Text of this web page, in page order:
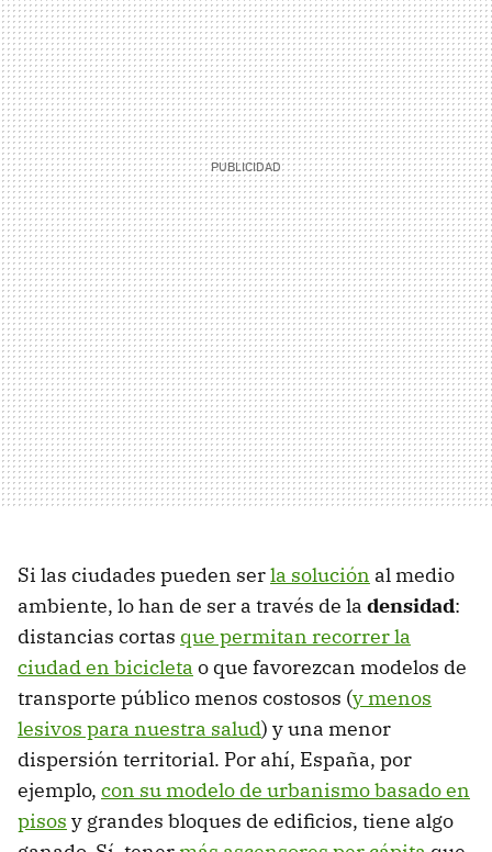
Si las ciudades pueden serla solución al medio
ambiente, lo han de ser a través de la densidad:
distancias cortas que permitan recorrer la
ciudad en bicicleta o que favorezcan modelos de
transporte público menos costosos (y menos
lesivos para nuestra salud) y una menor
dispersión territorial. Por ahí, España, por
ejemplo, con su modelo de urbanismo basado en
pisos y grandes bloques de edificios, tiene algo